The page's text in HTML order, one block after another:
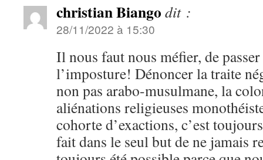
christian Biango dit :
28/11/2022 à 15:30
Il nous faut nous méfier, de
l’imposture! Dénoncer la traite
non pas arabo-musulmane, la
aliénations religieuses
cohorte d’exactions, c’est
fait dans le seul but de ne jamais